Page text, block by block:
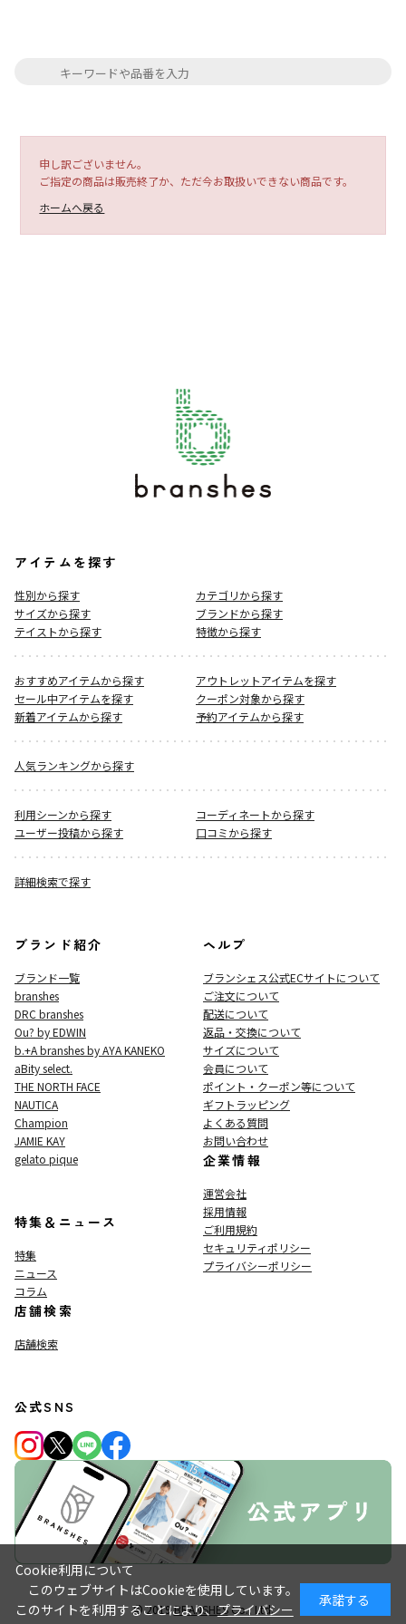
申し訳ございません。
ご指定の商品は販売終了か、ただ今お取扱いできない商品です。
ホームへ戻る
アイテムを探す
性別から探す
カテゴリから探す
サイズから探す
ブランドから探す
テイストから探す
特徴から探す
おすすめアイテムから探す
アウトレットアイテムを探す
セール中アイテムを探す
クーポン対象から探す
新着アイテムから探す
予約アイテムから探す
人気ランキングから探す
利用シーンから探す
コーディネートから探す
ユーザー投稿から探す
口コミから探す
詳細検索で探す
ブランド紹介
ブランド一覧
branshes
DRC branshes
Ou? by EDWIN
b.+A branshes by AYA KANEKO
aBity select.
THE NORTH FACE
NAUTICA
Champion
JAMIE KAY
gelato pique
特集＆ニュース
特集
ニュース
コラム
店舗検索
店舗検索
ヘルプ
ブランシェス公式ECサイトについて
ご注文について
配送について
返品・交換について
サイズについて
会員について
ポイント・クーポン等について
ギフトラッピング
よくある質問
お問い合わせ
企業情報
運営会社
採用情報
ご利用規約
セキュリティポリシー
プライバシーポリシー
公式SNS
© 2019BRANSHESCo., Ltd.
Cookie利用について
このウェブサイトはCookieを使用しています。
このサイトを利用することにより、プライバシー
承諾する